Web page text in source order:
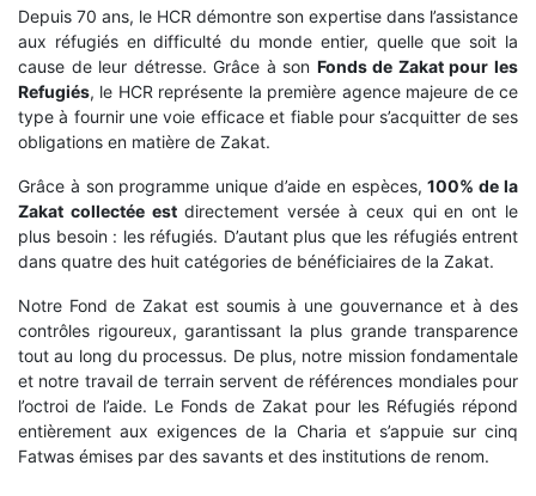
Depuis 70 ans, le HCR démontre son expertise dans l’assistance
aux réfugiés en difficulté du monde entier, quelle que soit la
cause de leur détresse. Grâce à son Fonds de Zakat pour les
Refugiés, le HCR représente la première agence majeure de ce
type à fournir une voie efficace et fiable pour s’acquitter de ses
obligations en matière de Zakat.
Grâce à son programme unique d’aide en espèces,100% de la
Zakat collectée estdirectement versée à ceux qui en ont le
plus besoin : les réfugiés. D’autant plus que les réfugiés entrent
dans quatre des huit catégories de bénéficiaires de la Zakat.
Notre Fond de Zakat est soumis à une gouvernance et à des
contrôles rigoureux, garantissant la plus grande transparence
tout au long du processus. De plus, notre mission fondamentale
et notre travail de terrain servent de références mondiales pour
l’octroi de l’aide. Le Fonds de Zakat pour les Réfugiés répond
entièrement aux exigences de la Charia et s’appuie sur cinq
Fatwas émises par des savants et des institutions de renom.